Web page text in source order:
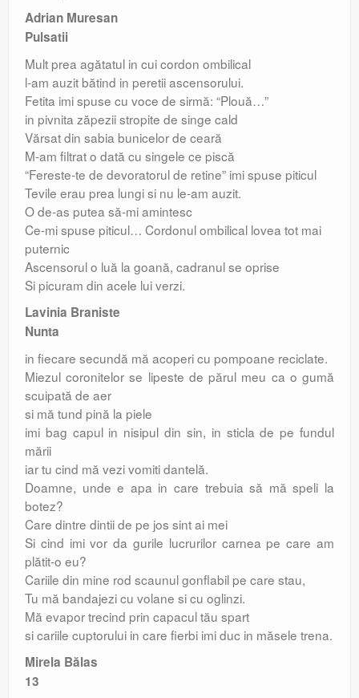
Adrian Muresan
Pulsatii
Mult prea agătatul in cui cordon ombilical
l-am auzit bătind in peretii ascensorului.
Fetita imi spuse cu voce de sirmă: “Plouă…”
in pivnita zăpezii stropite de singe cald
Vărsat din sabia bunicelor de ceară
M-am filtrat o dată cu singele ce piscă
“Fereste-te de devoratorul de retine” imi spuse piticul
Tevile erau prea lungi si nu le-am auzit.
O de-as putea să-mi amintesc
Ce-mi spuse piticul… Cordonul ombilical lovea tot mai
puternic
Ascensorul o luă la goană, cadranul se oprise
Si picuram din acele lui verzi.
Lavinia Braniste
Nunta
in fiecare secundă mă acoperi cu pompoane reciclate.
Miezul coronitelor se lipeste de părul meu ca o gumă
scuipată de aer
si mă tund pină la piele
imi bag capul in nisipul din sin, in sticla de pe fundul
mării
iar tu cind mă vezi vomiti dantelă.
Doamne, unde e apa in care trebuia să mă speli la
botez?
Care dintre dintii de pe jos sint ai mei
Si cind imi vor da gurile lucrurilor carnea pe care am
plătit-o eu?
Cariile din mine rod scaunul gonflabil pe care stau,
Tu mă bandajezi cu volane si cu oglinzi.
Mă evapor trecind prin capacul tău spart
si cariile cuptorului in care fierbi imi duc in măsele trena.
Mirela Bălas
13